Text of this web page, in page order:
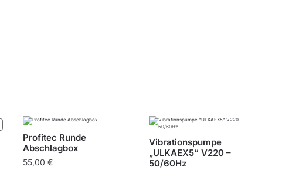
Profitec Runde
Abschlagbox
55,00 €
Vibrationspumpe
„ULKAEX5“ V220 –
50/60Hz